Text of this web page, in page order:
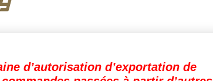
d’autorisation d’exportation de